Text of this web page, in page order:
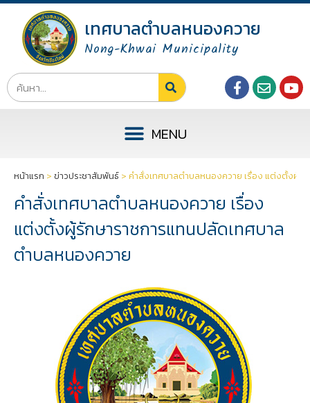
เทศบาลตำบลหนองควาย
Nong-Khwai Municipality
หน้าแรก > ข่าวประชาสัมพันธ์ > คำสั่งเทศบาลตำบลหนองควาย เรื่อง แต่งตั้งผู้
คำสั่งเทศบาลตำบลหนองควาย เรื่อง
แต่งตั้งผู้รักษาราชการแทนปลัดเทศบาล
ตำบลหนองควาย